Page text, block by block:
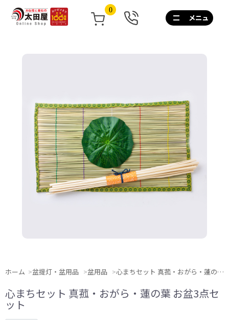
0
0120-
267-
土
日
祝
も
営
業
ホーム 盆提灯・盆用品 盆用品 心まちセット 真菰・おがら・蓮の葉 お盆3点セット
心まちセット 真菰・おがら・蓮の葉 お盆3点セ
ット